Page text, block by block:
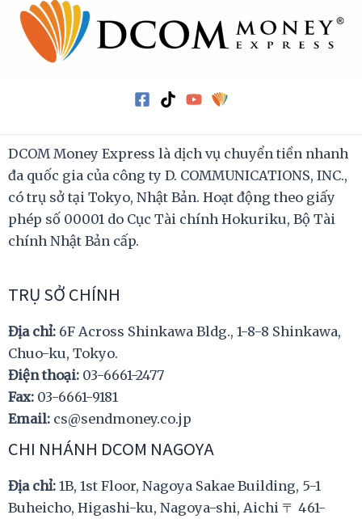
DCOM Money Express là dịch vụ chuyển tiền nhanh
đa quốc gia của công ty D. COMMUNICATIONS, INC.,
có trụ sở tại Tokyo, Nhật Bản. Hoạt động theo giấy
phép số 00001 do Cục Tài chính Hokuriku, Bộ Tài
chính Nhật Bản cấp.
TRỤ SỞ CHÍNH
Địa chỉ: 6F Across Shinkawa Bldg., 1-8-8 Shinkawa,
Chuo-ku, Tokyo.
Điện thoại: 03-6661-2477
Fax: 03-6661-9181
Email: cs@sendmoney.co.jp
CHI NHÁNH DCOM NAGOYA
Địa chỉ: 1B, 1st Floor, Nagoya Sakae Building, 5-1
Buheicho, Higashi-ku, Nagoya-shi, Aichi 〒 461-